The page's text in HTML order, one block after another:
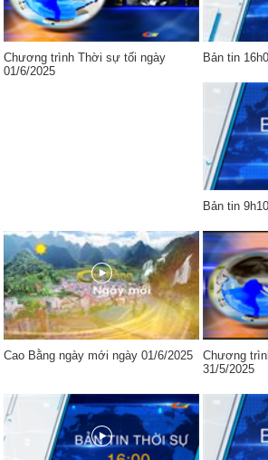
Chương trình Thời sự tối ngày
01/6/2025
Bản tin
Bản tin
Cao Bằng ngày mới ngày 01/6/2025
Chương
31/5/2025